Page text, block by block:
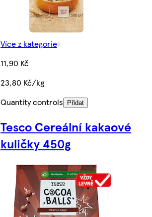
Více z kategorie
11,90 Kč
23,80 Kč/kg
Quantity controls
Přidat
Tesco Cereální kakaové
kuličky 450g